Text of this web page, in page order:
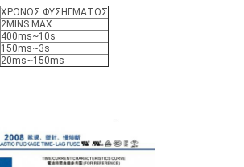
ΧΡΟΝΟΣ ΦΥΣΗΓΜΑΤΟΣ
2MINS MAX.
400ms~10s
150ms~3s
20ms~150ms